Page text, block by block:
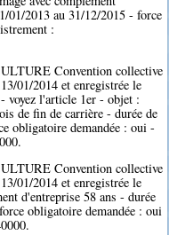
01/2013 au 31/12/2015 - force
:
Convention collective
01/2014 et enregistrée le
voyez l'article 1er - objet :
de fin de carrière - durée de
obligatoire demandée : oui -
Convention collective
01/2014 et enregistrée le
d'entreprise 58 ans - durée
obligatoire demandée : oui